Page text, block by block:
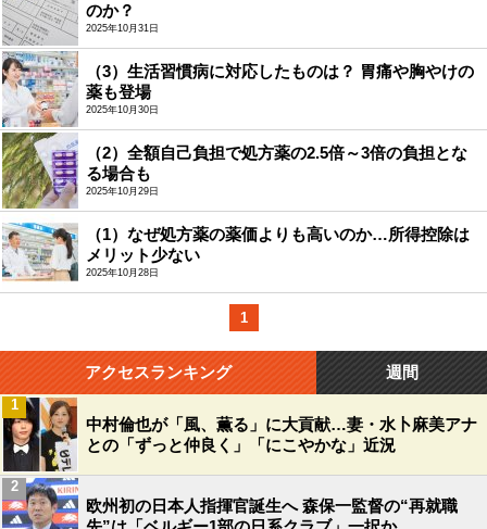
のか？
2025年10月31日
（3）生活習慣病に対応したものは？ 胃痛や胸やけの
薬も登場
2025年10月30日
（2）全額自己負担で処方薬の2.5倍～3倍の負担とな
る場合も
2025年10月29日
（1）なぜ処方薬の薬価よりも高いのか…所得控除は
メリット少ない
2025年10月28日
1
アクセスランキング 週間
中村倫也が「風、薫る」に大貢献…妻・水卜麻美アナ
との「ずっと仲良く」「にこやかな」近況
1
欧州初の日本人指揮官誕生へ 森保一監督の“再就職
2